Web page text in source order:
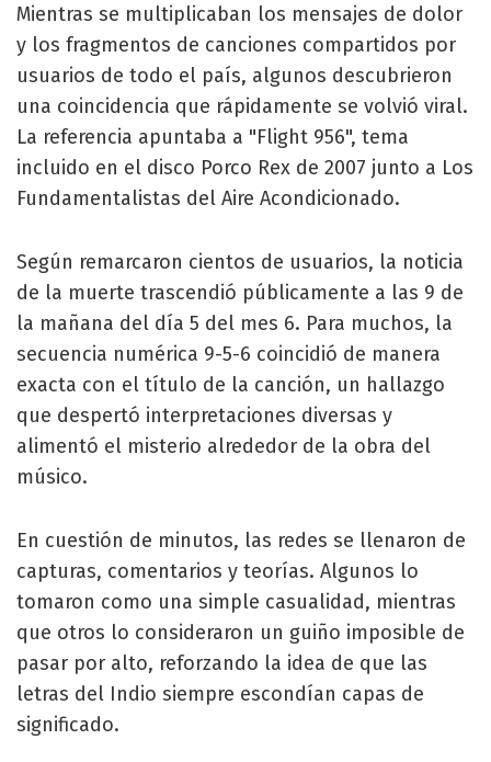
Mientras se multiplicaban los mensajes de dolor
y los fragmentos de canciones compartidos por
usuarios de todo el país, algunos descubrieron
una coincidencia que rápidamente se volvió viral.
La referencia apuntaba a "Flight 956", tema
incluido en el disco Porco Rex de 2007 junto a Los
Fundamentalistas del Aire Acondicionado.
Según remarcaron cientos de usuarios, la noticia
de la muerte trascendió públicamente a las 9 de
la mañana del día 5 del mes 6. Para muchos, la
secuencia numérica 9-5-6 coincidió de manera
exacta con el título de la canción, un hallazgo
que despertó interpretaciones diversas y
alimentó el misterio alrededor de la obra del
músico.
En cuestión de minutos, las redes se llenaron de
capturas, comentarios y teorías. Algunos lo
tomaron como una simple casualidad, mientras
que otros lo consideraron un guiño imposible de
pasar por alto, reforzando la idea de que las
letras del Indio siempre escondían capas de
significado.